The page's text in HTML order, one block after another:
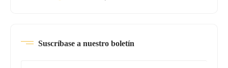
Suscríbase a nuestro boletín